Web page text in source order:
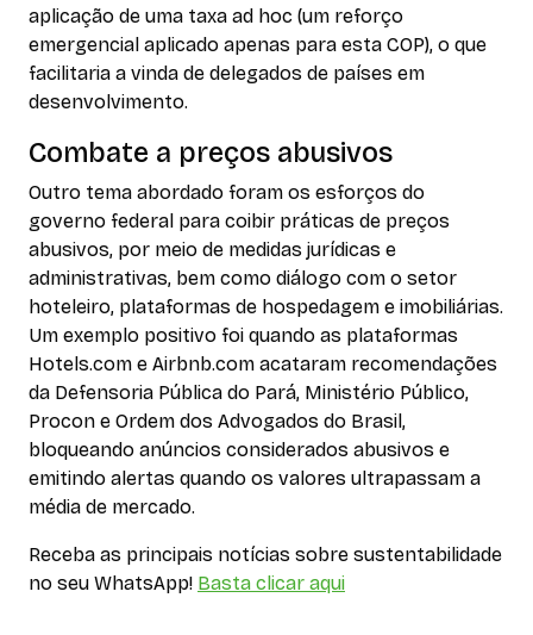
aplicação de uma taxa ad hoc (um reforço
emergencial aplicado apenas para esta COP), o que
facilitaria a vinda de delegados de países em
desenvolvimento.
Combate a preços abusivos
Outro tema abordado foram os esforços do
governo federal para coibir práticas de preços
abusivos, por meio de medidas jurídicas e
administrativas, bem como diálogo com o setor
hoteleiro, plataformas de hospedagem e imobiliárias.
Um exemplo positivo foi quando as plataformas
Hotels.com e Airbnb.com acataram recomendações
da Defensoria Pública do Pará, Ministério Público,
Procon e Ordem dos Advogados do Brasil,
bloqueando anúncios considerados abusivos e
emitindo alertas quando os valores ultrapassam a
média de mercado.
Receba as principais notícias sobre sustentabilidade
no seu WhatsApp! Basta clicar aqui